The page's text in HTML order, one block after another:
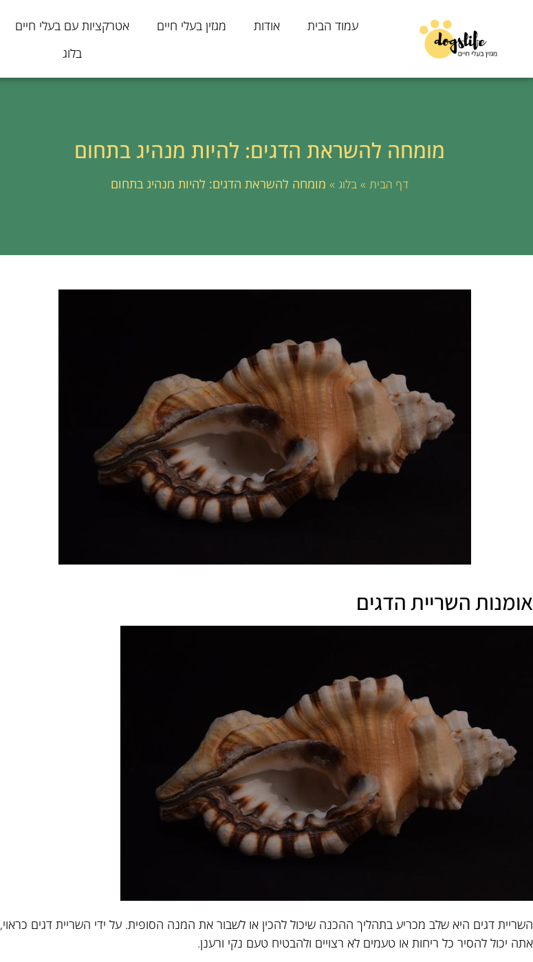
עמוד הבית אודות מגזין בעלי חיים אטרקציות עם בעלי חיים
בלוג
מומחה להשראת הדגים: להיות מנהיג בתחום
דף הבית »בלוג » מומחה להשראת הדגים: להיות מנהיג בתחום
אומנות השריית הדגים
השריית דגים היא שלב מכריע בתהליך ההכנה שיכול להכין או לשבור את המנה הסופית. על ידי השריית דגים כראוי,
אתה יכול להסיר כל ריחות או טעמים לא רצויים ולהבטיח טעם נקי ורענן.